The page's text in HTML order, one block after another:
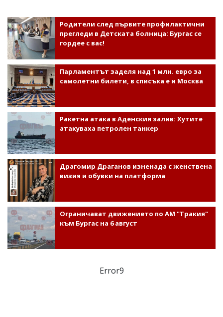
Родители след първите профилактични
прегледи в Детската болница: Бургас се
гордее с вас!
Парламентът заделя над 1 млн. евро за
самолетни билети, в списъка е и Москва
Ракетна атака в Аденския залив: Хутите
атакуваха петролен танкер
Драгомир Драганов изненада с женствена
визия и обувки на платформа
Ограничават движението по АМ "Тракия"
към Бургас на 6 август
Error9